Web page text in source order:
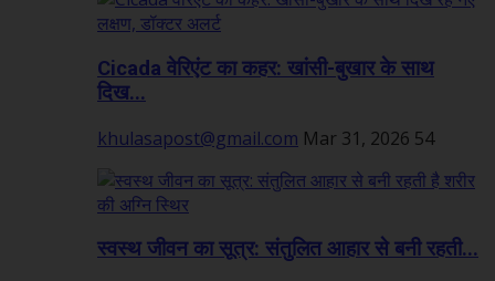
Cicada वेरिएंट का कहर: खांसी-बुखार के साथ
दिख...
khulasapost@gmail.com Mar 31, 2026 54
स्वस्थ जीवन का सूत्र: संतुलित आहार से बनी रहती...